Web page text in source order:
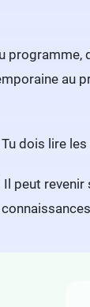
au
Tu dois lire
Il peut